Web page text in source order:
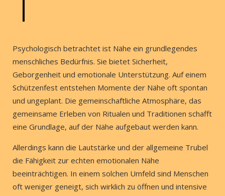
Psychologisch betrachtet ist Nähe ein grundlegendes
menschliches Bedürfnis. Sie bietet Sicherheit,
Geborgenheit und emotionale Unterstützung. Auf einem
Schützenfest entstehen Momente der Nähe oft spontan
und ungeplant. Die gemeinschaftliche Atmosphäre, das
gemeinsame Erleben von Ritualen und Traditionen schafft
eine Grundlage, auf der Nähe aufgebaut werden kann.
Allerdings kann die Lautstärke und der allgemeine Trubel
die Fähigkeit zur echten emotionalen Nähe
beeinträchtigen. In einem solchen Umfeld sind Menschen
oft weniger geneigt, sich wirklich zu öffnen und intensive